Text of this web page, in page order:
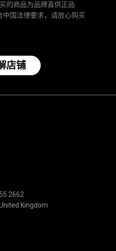
的商品为品牌直供正品
中国法律要求，请放心购买
店铺
2662
Kingdom